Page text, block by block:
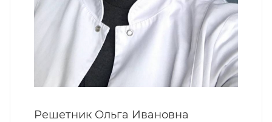
Решетник Ольга Ивановна